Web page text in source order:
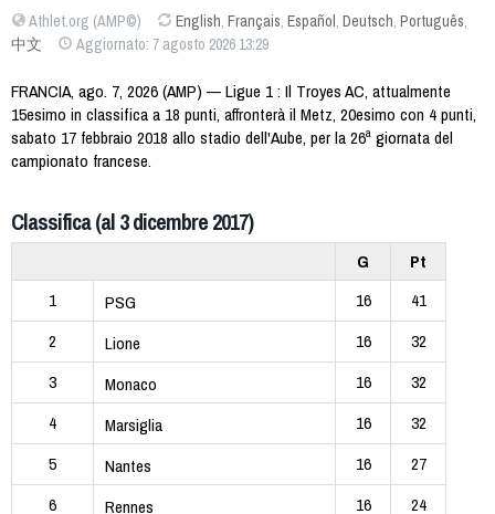
Athlet.org (AMP©) English, Français, Español, Deutsch, Português,
中文
Aggiornato: 7 agosto 2026 13:29
FRANCIA, ago. 7, 2026 (AMP) — Ligue 1 : Il Troyes AC, attualmente
15esimo in classifica a 18 punti, affronterà il Metz, 20esimo con 4 punti,
sabato 17 febbraio 2018 allo stadio dell'Aube, per la 26ª giornata del
campionato francese.
Classifica (al 3 dicembre 2017)
G
Pt
1
PSG 16
41
2
Lione 16
32
3
Monaco 16
32
4
Marsiglia 16
32
5
Nantes 16
27
6
Rennes 16
24